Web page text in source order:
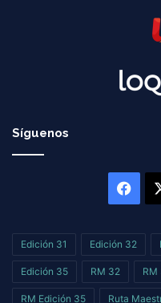
Síguenos
Edición 31 Edición 32
Edición 35 RM 32 RM
RM Edición 35 Ruta